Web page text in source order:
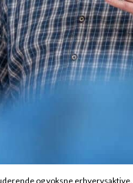
og voksne erhvervsaktive.